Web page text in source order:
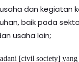
dan kegiatan
baik pada
usaha lain;
[civil society]